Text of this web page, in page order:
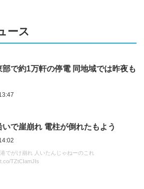
ース
で約1万軒の停電 同地域では昨夜も
で崖崩れ 電柱が倒れたもよう
でがけ崩れ 人いたんじゃねーのこれ
TZtCIamJIs